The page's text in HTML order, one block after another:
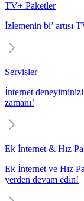
TV+ Paketler
İzlemenin bi’ artısı
Servisler
İnternet
zamanı!
Ek İnternet & Hız
Ek İnternet ve Hız
yerden devam edin!